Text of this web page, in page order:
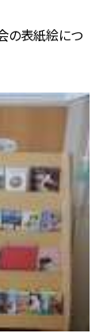
の表紙絵につ